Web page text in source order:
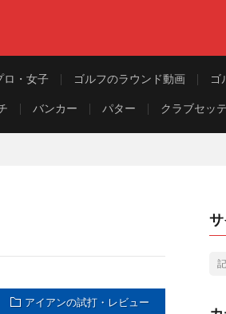
ロ・女子 ゴルフのラウンド動画 ゴ
バンカー パター クラブセッ
アイアンの試打・レビュー